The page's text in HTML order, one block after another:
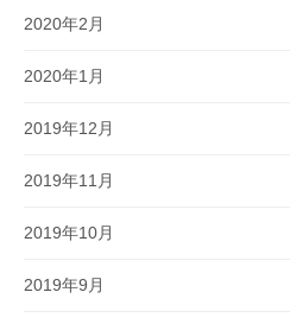
2020年2月
2020年1月
2019年12月
2019年11月
2019年10月
2019年9月